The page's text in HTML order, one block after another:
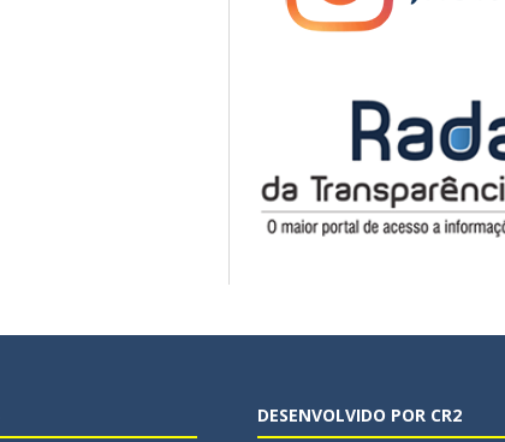
DESENVOLVIDO POR CR2